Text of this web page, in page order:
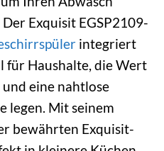
Exquisit EGSP2109-
integriert
für Haushalte, die Wert
eine nahtlose
legen. Mit seinem
bewährten Exquisit-